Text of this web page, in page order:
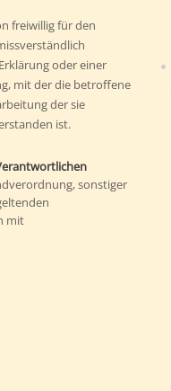
freiwillig für den
oder einer
mit der die betroffene
der sie
ist.
sonstiger
mit